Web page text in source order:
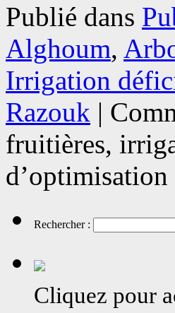
Publié dans
Alghoum,
Irrigation
Razouk |
fruitières,
Rechercher :
Cliquez pour